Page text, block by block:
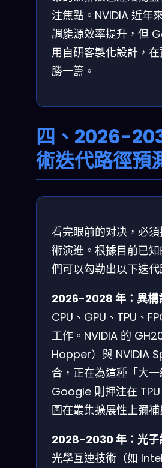
注焦點。NVIDIA 近年
調能源效率提升，但
用自研客製化設計，
勝一籌。
四、2026-
術迭代路徑預
看完眼前的对决，必
術演進。根據目前已
們可以勾勒出以下迭代
2026-2028 年：異構
CPU、GPU、TPU、
工作。NVIDIA 的
Hopper）與 NVIDIA
合，正在為這種「大
Google 則押注在
圖在叢集擴展性上彌補
2028-2030 年：光子
光學互連技術（如